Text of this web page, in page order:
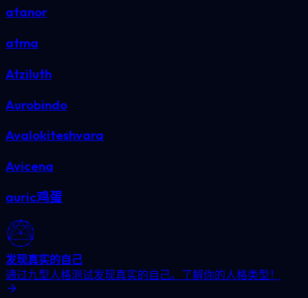
atanor
atma
Atziluth
Aurobindo
Avalokiteshvara
Avicena
auric鸡蛋
发现真实的自己
通过九型人格测试发现真实的自己。了解你的人格类型！